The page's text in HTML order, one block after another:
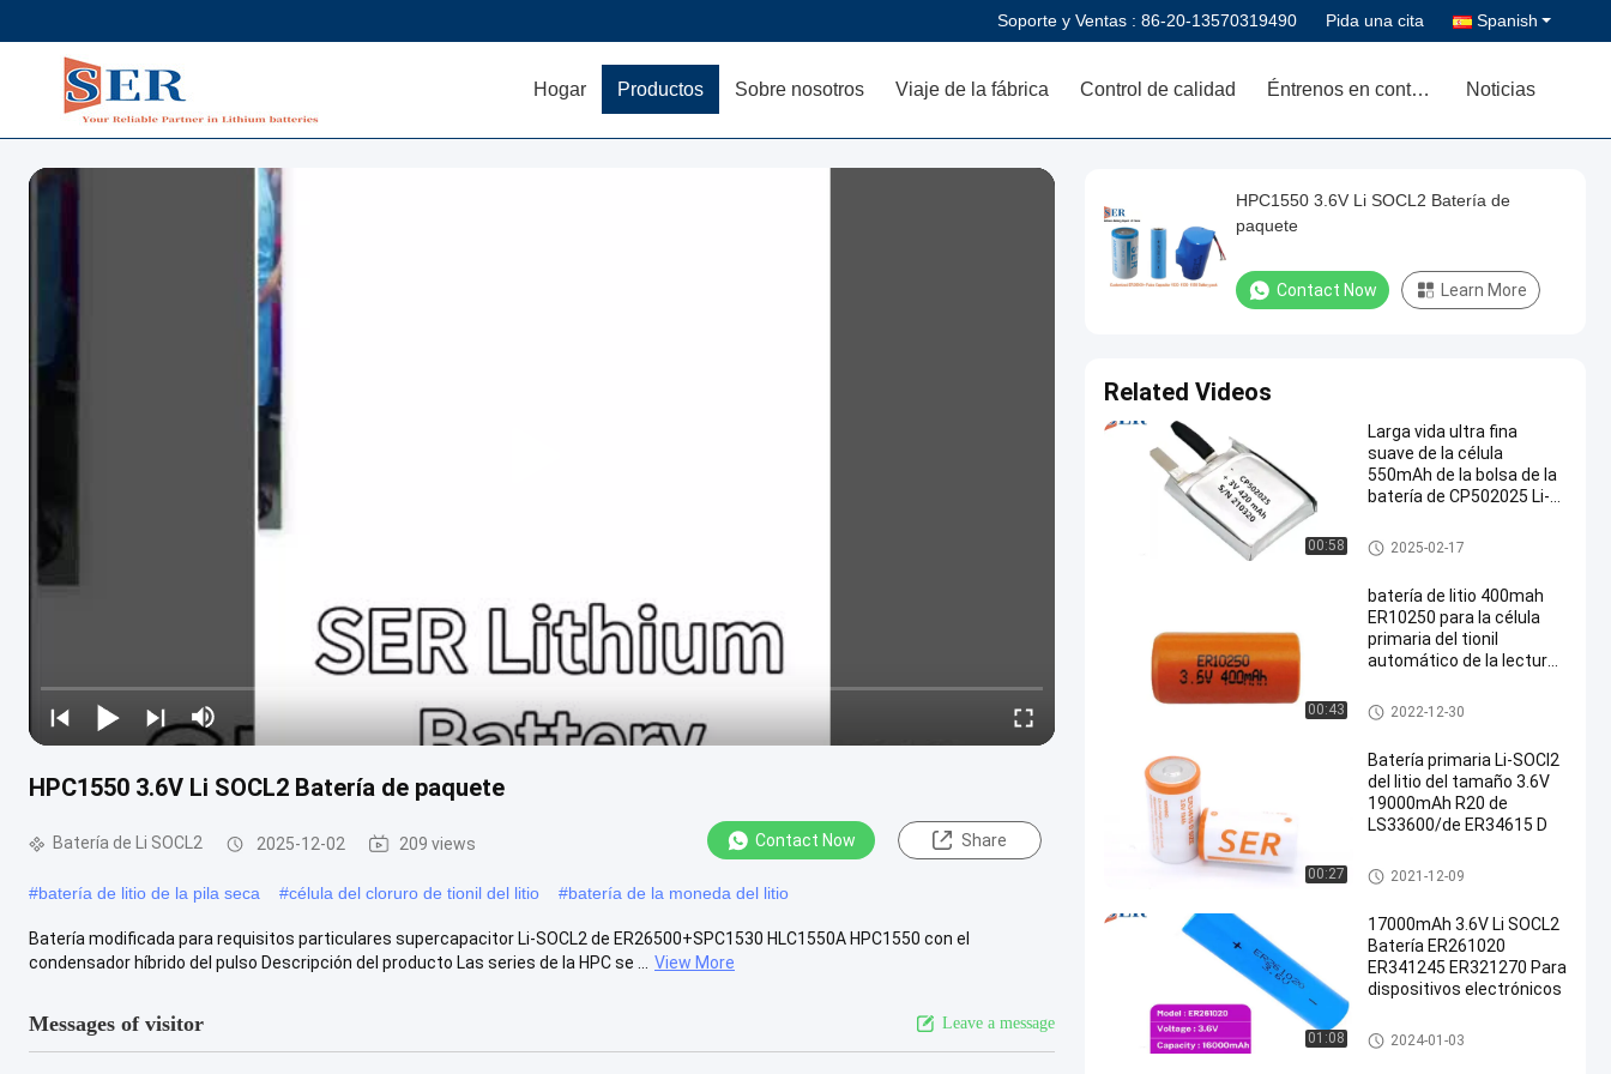
Soporte y Ventas : 86-20-13570319490 Pida una cita Spanish
Hogar Productos Sobre nosotros Viaje de la fábrica Control de calidad Éntrenos en contacto con Noticias
HPC1550 3.6V Li SOCL2 Batería de paquete
Batería de Li SOCL2 2025-12-02 209 views Contact Now Share
#batería de litio de la pila seca #célula del cloruro de tionil del litio #batería de la moneda del litio
Batería modificada para requisitos particulares supercapacitor Li-SOCL2 de ER26500+SPC1530 HLC1550A HPC1550 con el
condensador híbrido del pulso Descripción del producto Las series de la HPC se ...
View More
Messages of visitor Leave a message
HPC1550 3.6V Li SOCL2 Batería de
paquete
Contact Now Learn More
Related Videos
00:58
Larga vida ultra fina
suave de la célula
550mAh de la bolsa de la
batería de CP502025 Li-
seguimiento animal
Batería ultra fina
2025-02-17
00:43
batería de litio 400mah
ER10250 para la célula
primaria del tionil
automático de la lectura
Batería de Li SOCL2
2022-12-30
00:27
Batería primaria Li-SOCI2
del litio del tamaño 3.6V
19000mAh R20 de
LS33600/de ER34615 D
Batería de Li SOCL2
2021-12-09
01:08
17000mAh 3.6V Li SOCL2
Batería ER261020
ER341245 ER321270 Para
dispositivos electrónicos
Batería de Li SOCL2
2024-01-03